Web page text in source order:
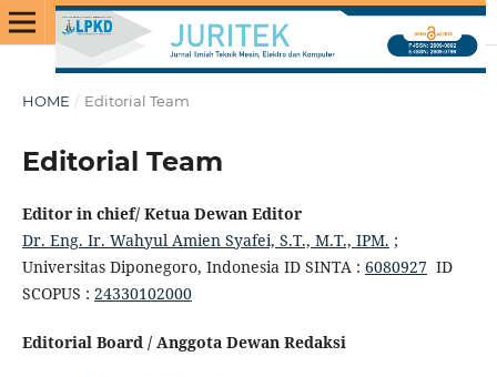
HOME / Editorial Team
Editorial Team
Editor in chief/ Ketua Dewan Editor
Dr. Eng. Ir. Wahyul Amien Syafei, S.T., M.T., IPM. ;
Universitas Diponegoro, Indonesia ID SINTA : 6080927ID
SCOPUS : 24330102000
Editorial Board / Anggota Dewan Redaksi